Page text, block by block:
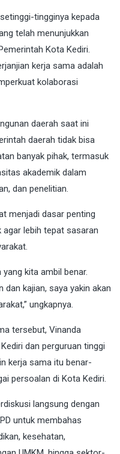
tingginya kepada
telah menunjukkan
Kota Kediri.
kerja sama adalah
kolaborasi
daerah saat ini
daerah tidak bisa
banyak pihak, termasuk
akademik dalam
dan penelitian.
menjadi dasar penting
agar lebih tepat sasaran
yang kita ambil benar.
dan kajian, saya yakin akan
ungkapnya.
tersebut, Vinanda
dan perguruan tinggi
kerja sama itu benar-
persoalan di Kota Kediri.
langsung dengan
untuk membahas
kesehatan,